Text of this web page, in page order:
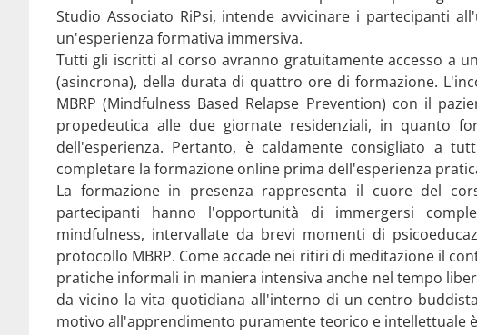
Studio Associato RiPsi, intende avvicinare i partecipanti
un'esperienza formativa immersiva.
Tutti gli iscritti al corso avranno gratuitamente accesso a
(asincrona), della durata di quattro ore di formazione.
MBRP (Mindfulness Based Relapse Prevention) con il
propedeutica alle due giornate residenziali, in quanto
dell'esperienza. Pertanto, è caldamente consigliato a
completare la formazione online prima dell'esperienza
La formazione in presenza rappresenta il cuore del
partecipanti hanno l'opportunità di immergersi
mindfulness, intervallate da brevi momenti di
protocollo MBRP. Come accade nei ritiri di meditazione il
pratiche informali in maniera intensiva anche nel tempo
da vicino la vita quotidiana all'interno di un centro
motivo all'apprendimento puramente teorico e intellettuale